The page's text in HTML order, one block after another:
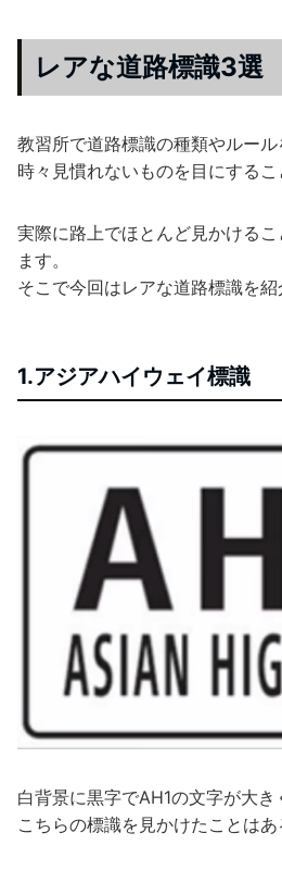
レアな道路標識3選
教習所で道路標識の種類やルー
時々見慣れないものを目にする
実際に路上でほとんど見かける
ます。
そこで今回はレアな道路標識を紹
1.アジアハイウェイ標識
白背景に黒字でAH1の文字が大き
こちらの標識を見かけたことはあ